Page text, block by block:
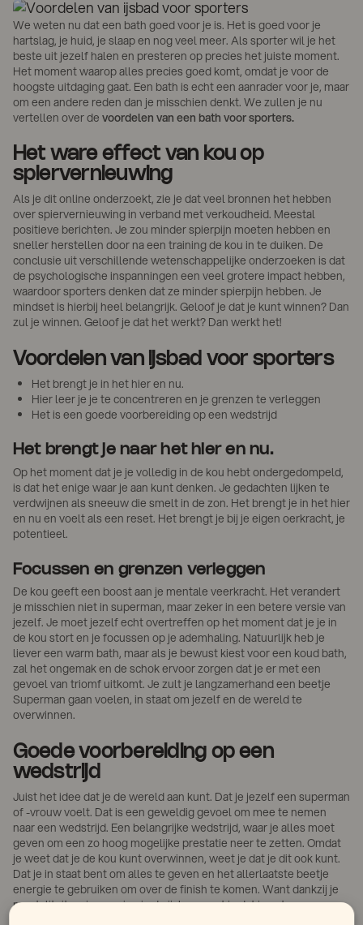
We weten nu dat een bath goed voor je is. Het is goed voor je
hartslag, je huid, je slaap en nog veel meer. Als sporter wil je het
beste uit jezelf halen en presteren op precies het juiste moment.
Het moment waarop alles precies goed komt, omdat je voor de
hoogste uitdaging gaat. Een bath is echt een aanrader voor je, maar
om een andere reden dan je misschien denkt. We zullen je nu
vertellen over de voordelen van een bath voor sporters.
Het ware effect van kou op
spiervernieuwing
Als je dit online onderzoekt, zie je dat veel bronnen het hebben
over spiervernieuwing in verband met verkoudheid. Meestal
positieve berichten. Je zou minder spierpijn moeten hebben en
sneller herstellen door na een training de kou in te duiken. De
conclusie uit verschillende wetenschappelijke onderzoeken is dat
de psychologische inspanningen een veel grotere impact hebben,
waardoor sporters denken dat ze minder spierpijn hebben. Je
mindset is hierbij heel belangrijk. Geloof je dat je kunt winnen? Dan
zul je winnen. Geloof je dat het werkt? Dan werkt het!
Voordelen van ijsbad voor sporters
Het brengt je in het hier en nu.
Hier leer je je te concentreren en je grenzen te verleggen
Het is een goede voorbereiding op een wedstrijd
Het brengt je naar het hier en nu.
Op het moment dat je je volledig in de kou hebt ondergedompeld,
is dat het enige waar je aan kunt denken. Je gedachten lijken te
verdwijnen als sneeuw die smelt in de zon. Het brengt je in het hier
en nu en voelt als een reset. Het brengt je bij je eigen oerkracht, je
potentieel.
Focussen en grenzen verleggen
De kou geeft een boost aan je mentale veerkracht. Het verandert
je misschien niet in superman, maar zeker in een betere versie van
jezelf. Je moet jezelf echt overtreffen op het moment dat je je in
de kou stort en je focussen op je ademhaling. Natuurlijk heb je
liever een warm bath, maar als je bewust kiest voor een koud bath,
zal het ongemak en de schok ervoor zorgen dat je er met een
gevoel van triomf uitkomt. Je zult je langzamerhand een beetje
Superman gaan voelen, in staat om jezelf en de wereld te
overwinnen.
Goede voorbereiding op een
wedstrijd
Juist het idee dat je de wereld aan kunt. Dat je jezelf een superman
of -vrouw voelt. Dat is een geweldig gevoel om mee te nemen
naar een wedstrijd. Een belangrijke wedstrijd, waar je alles moet
geven om een zo hoog mogelijke prestatie neer te zetten. Omdat
je weet dat je de kou kunt overwinnen, weet je dat je dit ook kunt.
Dat je in staat bent om alles te geven en het allerlaatste beetje
energie te gebruiken om over de finish te komen. Want dankzij je
mentaliteit en je ervaring in de ijskou weet je dat je extremen